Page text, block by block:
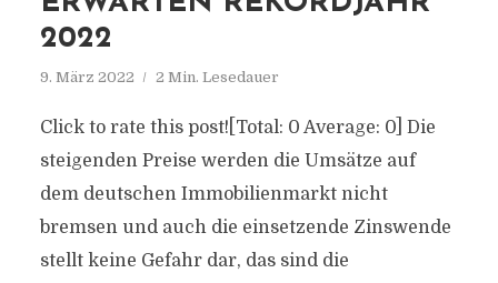
2022
9. März 2022 2 Min. Lesedauer
Click to rate this post![Total: 0 Average: 0] Die
steigenden Preise werden die Umsätze auf
dem deutschen Immobilienmarkt nicht
bremsen und auch die einsetzende Zinswende
stellt keine Gefahr dar, das sind die